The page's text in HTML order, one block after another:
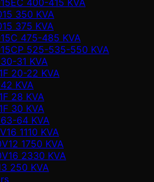
350 KVA
375 KVA
475-485 KVA
525-535-550 KVA
31 KVA
20-22 KVA
KVA
28 KVA
30 KVA
64 KVA
1110 KVA
1750 KVA
2330 KVA
250 KVA